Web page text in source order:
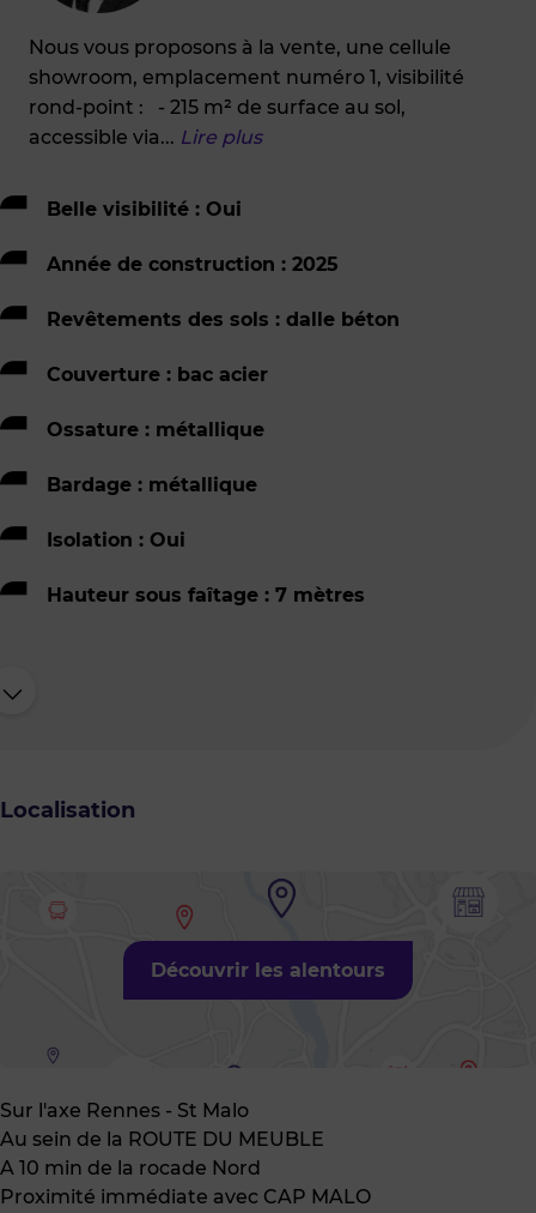
Nous vous proposons à la vente, une cellule
showroom, emplacement numéro 1, visibilité
rond-point : - 215 m² de surface au sol,
accessible via... Lire plus
Belle visibilité : Oui
Année de construction : 2025
Revêtements des sols : dalle béton
Couverture : bac acier
Ossature : métallique
Bardage : métallique
Isolation : Oui
Hauteur sous faîtage : 7 mètres
Localisation
Découvrir les alentours
Sur l'axe Rennes - St Malo
Au sein de la ROUTE DU MEUBLE
A 10 min de la rocade Nord
Proximité immédiate avec CAP MALO